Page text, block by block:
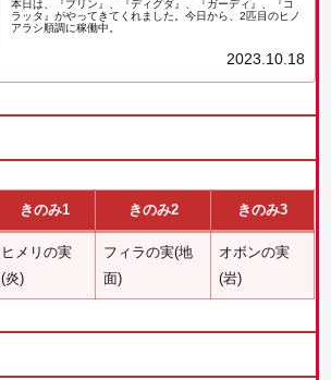
本日は、『プリン』、『ディグダ』、『ガーディ』、『コ
ラッタ』がやってきてくれました。今日から、2匹目のヒノ
アラシ順調に稼働中。
2023.10.18
きのみ1 きのみ2 きのみ3
ヒメリの実
(炎)
フィラの実(地
面)
オボンの実
(岩)